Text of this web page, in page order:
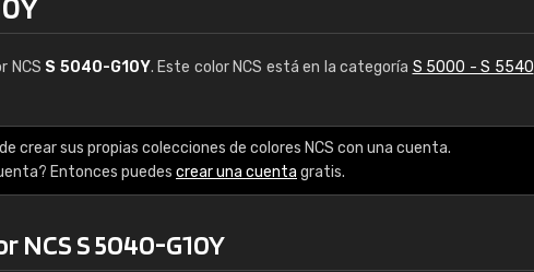
NCS S 5040-G10Y. Este color NCS está en la categoría S 5000 - S 5540
crear sus propias colecciones de colores NCS con una cuenta.
Entonces puedes crear una cuenta gratis.
NCS S 5040-G10Y